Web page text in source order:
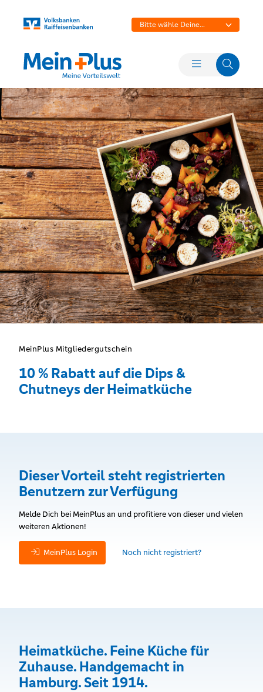
Bitte wähle Deine
MeinPlus Mitgliedergutschein
10 % Rabatt auf die Dips &
Chutneys der Heimatküche
Dieser Vorteil steht registrierten
Benutzern zur Verfügung
Melde Dich bei MeinPlus an und profitiere von dieser und vielen
weiteren Aktionen!
MeinPlus Login Noch nicht registriert?
Heimatküche. Feine Küche für
Zuhause. Handgemacht in
Hamburg. Seit 1914.